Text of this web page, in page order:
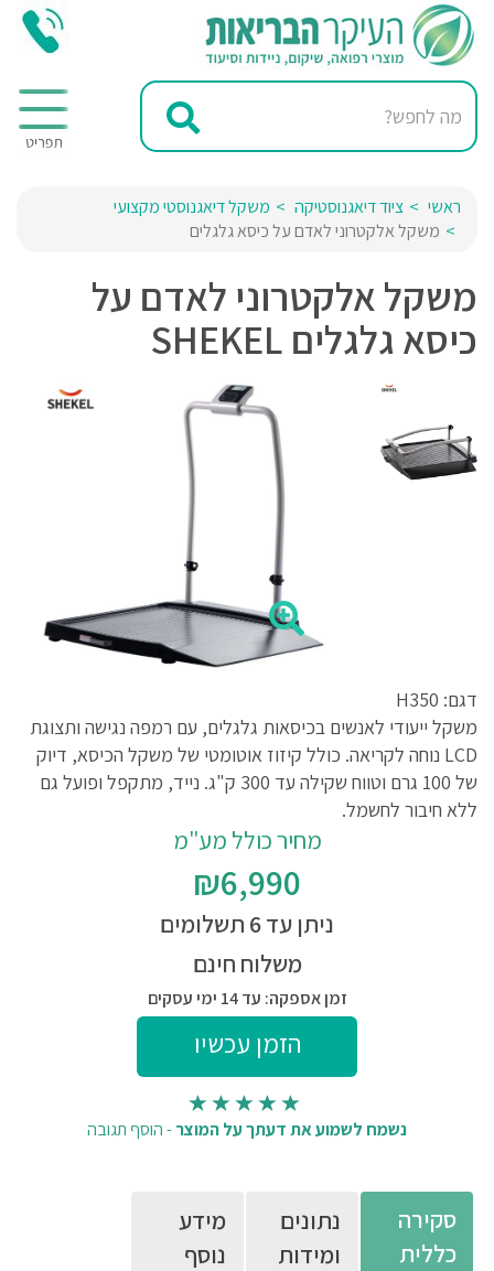
ראשי ציוד דיאגנוסטיקה
משקל דיאגנוסטי מקצועי
משקל אלקטרוני לאדם על כיסא גלגלים
משקל אלקטרוני לאדם על
כיסא גלגלים SHEKEL
דגם: H350
משקל ייעודי לאנשים בכיסאות גלגלים, עם רמפה נגישה ותצוגת
LCD נוחה לקריאה. כולל קיזוז אוטומטי של משקל הכיסא, דיוק
של 100 גרם וטווח שקילה עד 300 ק"ג. נייד, מתקפל ופועל גם
ללא חיבור לחשמל.
מחיר כולל מע"מ
₪6,990
ניתן עד 6 תשלומים
משלוח חינם
זמן אספקה: עד 14 ימי עסקים
נשמח לשמוע את דעתך על המוצר-הוסף תגובה
סקירה
כללית
נתונים
ומידות
מידע
נוסף